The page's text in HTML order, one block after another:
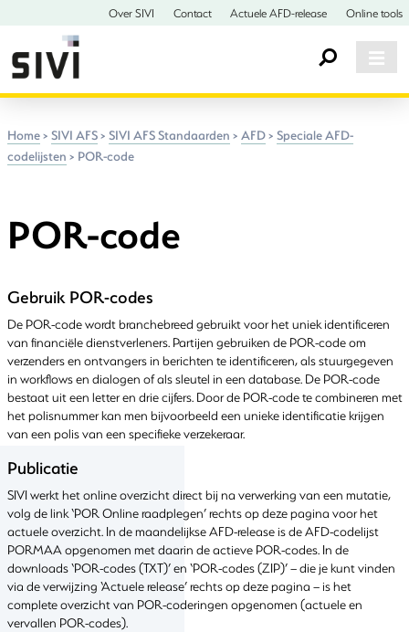
Over SIVI Contact Actuele AFD-release Online tools
Home> SIVI AFS> SIVI AFS Standaarden > AFD> Speciale AFD-
codelijsten > POR-code
POR-code
Gebruik POR-codes
De POR-code wordt branchebreed gebruikt voor het uniek identificeren
van financiële dienstverleners. Partijen gebruiken de POR-code om
verzenders en ontvangers in berichten te identificeren, als stuurgegeven
in workflows en dialogen of als sleutel in een database. De POR-code
bestaat uit een letter en drie cijfers. Door de POR-code te combineren met
het polisnummer kan men bijvoorbeeld een unieke identificatie krijgen
van een polis van een specifieke verzekeraar.
Publicatie
SIVI werkt het online overzicht direct bij na verwerking van een mutatie,
volg de link ‘POR Online raadplegen’ rechts op deze pagina voor het
actuele overzicht. In de maandelijkse AFD-release is de AFD-codelijst
PORMAA opgenomen met daarin de actieve POR-codes. In de
downloads ‘POR-codes (TXT)’ en ‘POR-codes (ZIP)’ – die je kunt vinden
via de verwijzing ‘Actuele release’ rechts op deze pagina – is het
complete overzicht van POR-coderingen opgenomen (actuele en
vervallen POR-codes).